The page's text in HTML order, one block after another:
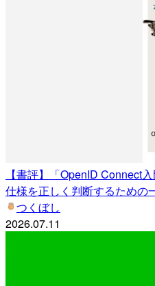
【書評】「OpenID Connect
仕様を正しく判断するための
つくぼし
2026.07.11